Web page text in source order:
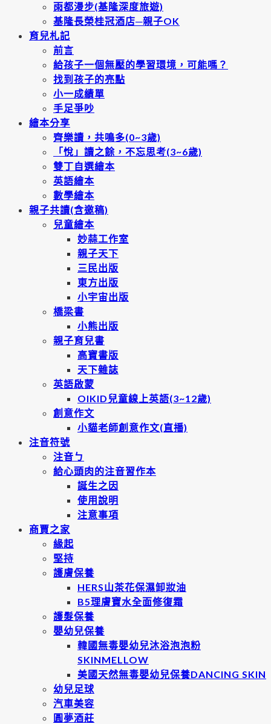
雨都漫步(基隆深度旅遊)
基隆長榮桂冠酒店─親子OK
育兒札記
前言
給孩子一個無壓的學習環境，可能嗎？
找到孩子的亮點
小一成績單
手足爭吵
繪本分享
齊樂讀，共鳴多(0~3歲)
「悅」讀之餘，不忘思考(3~6歲)
雙丁自選繪本
英語繪本
數學繪本
親子共讀(含邀稿)
兒童繪本
妙蒜工作室
親子天下
三民出版
東方出版
小宇宙出版
橋梁書
小熊出版
親子育兒書
高寶書版
天下雜誌
英語啟蒙
OIKID兒童線上英語(3~12歲)
創意作文
小貓老師創意作文(直播)
注音符號
注音ㄅ
給心頭肉的注音習作本
誕生之因
使用說明
注意事項
商賈之家
緣起
堅持
護膚保養
HERS山茶花保濕卸妝油
B5理膚寶水全面修復霜
護髮保養
嬰幼兒保養
韓國無毒嬰幼兒沐浴泡泡粉
SKINMELLOW
美國天然無毒嬰幼兒保養DANCING SKIN
幼兒足球
汽車美容
圓夢酒莊